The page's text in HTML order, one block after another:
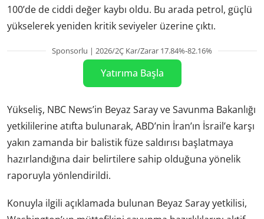
100’de de ciddi değer kaybı oldu. Bu arada petrol, güçlü
yükselerek yeniden kritik seviyeler üzerine çıktı.
Sponsorlu | 2026/2Ç Kar/Zarar 17.84%-82.16%
Yatırıma Başla
Yükseliş, NBC News’in Beyaz Saray ve Savunma Bakanlığı
yetkililerine atıfta bulunarak, ABD’nin İran’ın İsrail’e karşı
yakın zamanda bir balistik füze saldırısı başlatmaya
hazırlandığına dair belirtilere sahip olduğuna yönelik
raporuyla yönlendirildi.
Konuyla ilgili açıklamada bulunan Beyaz Saray yetkilisi,